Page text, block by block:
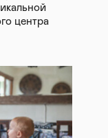
центра